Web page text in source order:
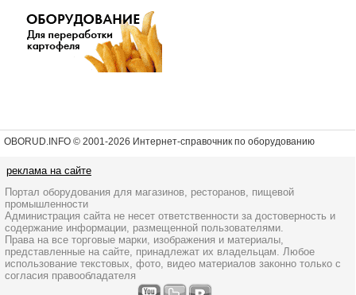
OBORUD.INFO © 2001-2026 Интернет-справочник по оборудованию
реклама на сайте
Портал оборудования для магазинов, ресторанов, пищевой
промышленности
Администрация сайта не несет ответственности за достоверность и
содержание информации, размещенной пользователями.
Права на все торговые марки, изображения и материалы,
представленные на сайте, принадлежат их владельцам. Любое
использование текстовых, фото, видео материалов законно только с
согласия правообладателя